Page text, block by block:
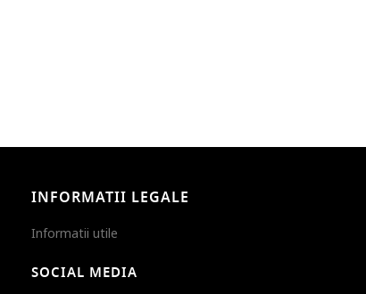
INFORMATII LEGALE
Informatii utile
SOCIAL MEDIA